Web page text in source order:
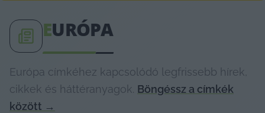
EURÓPA
Európa címkéhez kapcsolódó legfrissebb hírek,
cikkek és háttéranyagok. Böngéssz a címkék
között →